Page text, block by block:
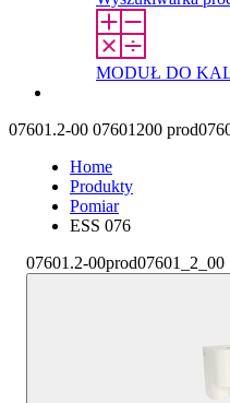
MODUŁ DO
07601.2-00 07601200
Home
Produkty
Pomiar
ESS 076
07601.2-00prod07601_2_00